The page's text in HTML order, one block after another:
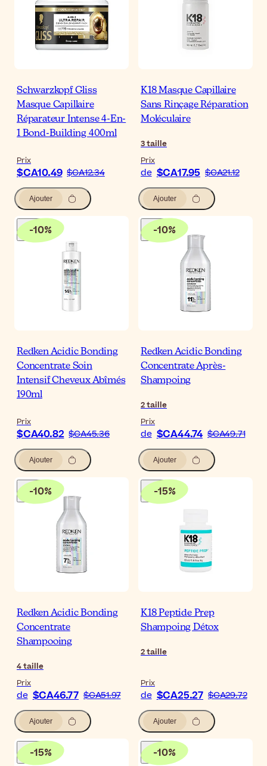
Schwarzkopf Gliss
Masque Capillaire
Réparateur Intense 4-En-
1 Bond-Building 400ml
Prix
$CA10.49 $CA12.34
Ajouter
K18 Masque Capillaire
Sans Rinçage Réparation
Moléculaire
3taille
Prix
de $CA17.95 $CA21.12
Ajouter
-10%
Redken Acidic Bonding
Concentrate Soin
Intensif Cheveux Abîmés
190ml
Prix
$CA40.82 $CA45.36
Ajouter
-10%
Redken Acidic Bonding
Concentrate Après-
Shampoing
2taille
Prix
de $CA44.74 $CA49.71
Ajouter
-10%
Redken Acidic Bonding
Concentrate
Shampooing
4taille
Prix
de $CA46.77 $CA51.97
Ajouter
-15%
K18 Peptide Prep
Shampoing Détox
2taille
Prix
de $CA25.27 $CA29.72
Ajouter
-15% -10%